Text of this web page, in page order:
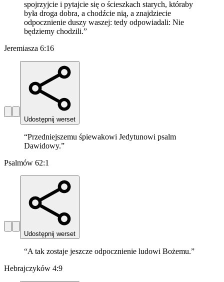
spojrzyjcie i pytajcie się o ścieszkach starych, któraby
była droga dobra, a chodźcie nią, a znajdziecie
odpocznienie duszy waszej: tedy odpowiadali: Nie
będziemy chodzili.”
Jeremiasza 6:16
Udostępnij werset
“Przedniejszemu śpiewakowi Jedytunowi psalm
Dawidowy.”
Psalmów 62:1
Udostępnij werset
“A tak zostaje jeszcze odpocznienie ludowi Bożemu.”
Hebrajczyków 4:9